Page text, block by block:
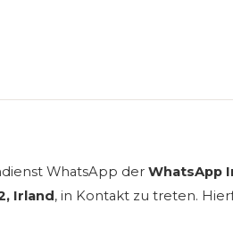
WhatsApp der WhatsApp
Irland, in Kontakt zu treten.